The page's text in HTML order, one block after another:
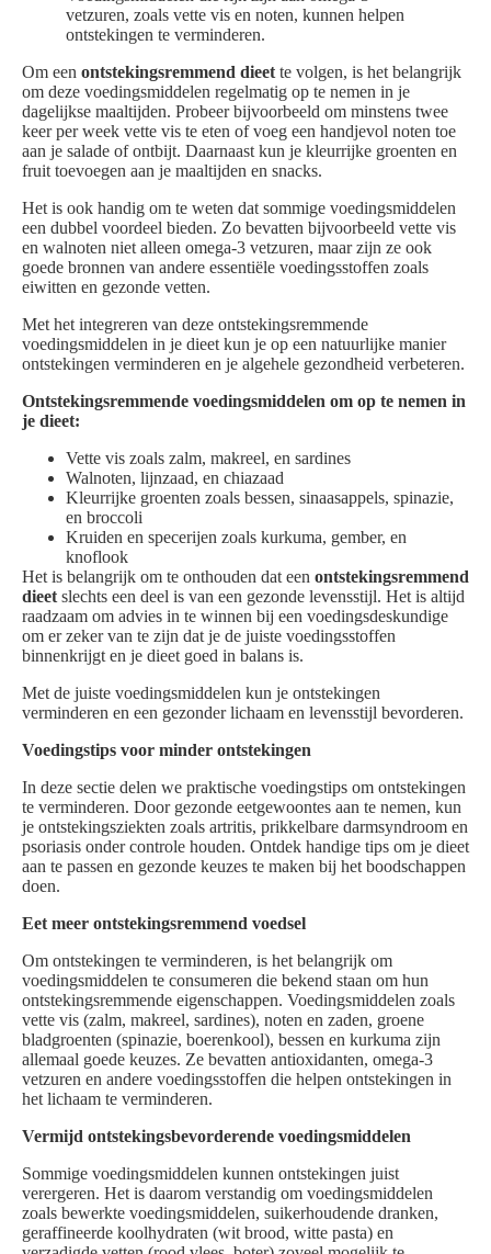
vetzuren, zoals vette vis en noten, kunnen helpen
ontstekingen te verminderen.
Om een ontstekingsremmend dieette volgen, is het belangrijk
om deze voedingsmiddelen regelmatig op te nemen in je
dagelijkse maaltijden. Probeer bijvoorbeeld om minstens twee
keer per week vette vis te eten of voeg een handjevol noten toe
aan je salade of ontbijt. Daarnaast kun je kleurrijke groenten en
fruit toevoegen aan je maaltijden en snacks.
Het is ook handig om te weten dat sommige voedingsmiddelen
een dubbel voordeel bieden. Zo bevatten bijvoorbeeld vette vis
en walnoten niet alleen omega-3 vetzuren, maar zijn ze ook
goede bronnen van andere essentiële voedingsstoffen zoals
eiwitten en gezonde vetten.
Met het integreren van deze ontstekingsremmende
voedingsmiddelen in je dieet kun je op een natuurlijke manier
ontstekingen verminderen en je algehele gezondheid verbeteren.
Ontstekingsremmende voedingsmiddelen om op te nemen in
je dieet:
Vette vis zoals zalm, makreel, en sardines
Walnoten, lijnzaad, en chiazaad
Kleurrijke groenten zoals bessen, sinaasappels, spinazie,
en broccoli
Kruiden en specerijen zoals kurkuma, gember, en
knoflook
Het is belangrijk om te onthouden dat een ontstekingsremmend
dieetslechts een deel is van een gezonde levensstijl. Het is altijd
raadzaam om advies in te winnen bij een voedingsdeskundige
om er zeker van te zijn dat je de juiste voedingsstoffen
binnenkrijgt en je dieet goed in balans is.
Met de juiste voedingsmiddelen kun je ontstekingen
verminderen en een gezonder lichaam en levensstijl bevorderen.
Voedingstips voor minder ontstekingen
In deze sectie delen we praktische voedingstips om ontstekingen
te verminderen. Door gezonde eetgewoontes aan te nemen, kun
je ontstekingsziekten zoals artritis, prikkelbare darmsyndroom en
psoriasis onder controle houden. Ontdek handige tips om je dieet
aan te passen en gezonde keuzes te maken bij het boodschappen
doen.
Eet meer ontstekingsremmend voedsel
Om ontstekingen te verminderen, is het belangrijk om
voedingsmiddelen te consumeren die bekend staan om hun
ontstekingsremmende eigenschappen. Voedingsmiddelen zoals
vette vis (zalm, makreel, sardines), noten en zaden, groene
bladgroenten (spinazie, boerenkool), bessen en kurkuma zijn
allemaal goede keuzes. Ze bevatten antioxidanten, omega-3
vetzuren en andere voedingsstoffen die helpen ontstekingen in
het lichaam te verminderen.
Vermijd ontstekingsbevorderende voedingsmiddelen
Sommige voedingsmiddelen kunnen ontstekingen juist
verergeren. Het is daarom verstandig om voedingsmiddelen
zoals bewerkte voedingsmiddelen, suikerhoudende dranken,
geraffineerde koolhydraten (wit brood, witte pasta) en